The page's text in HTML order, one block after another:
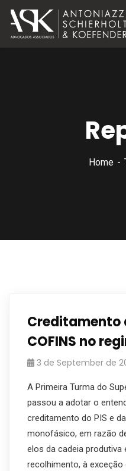
Home
Creditamento
COFINS no
3 de September de
A Primeira Turma do
passou a adotar o
creditamento do PIS e
monofásico, em razão
elos da cadeia
recolhimento, à